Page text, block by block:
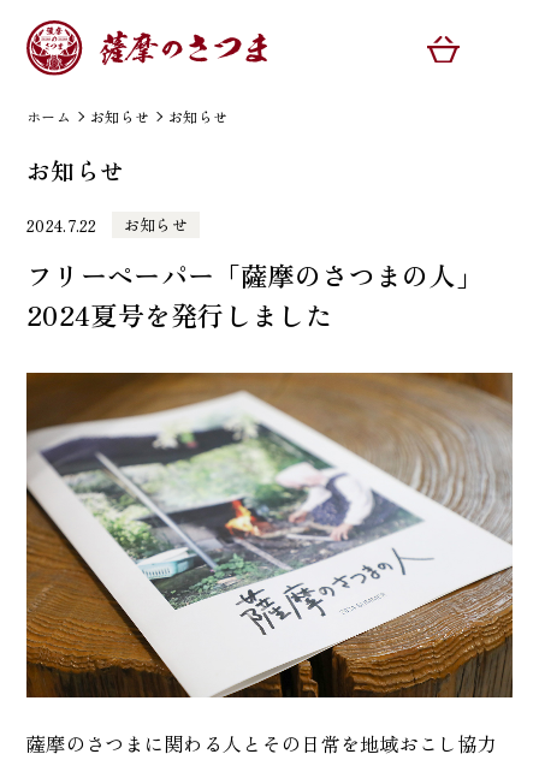
ホーム お知らせ お知らせ
お知らせ
2024.7.22 お知らせ
フリーペーパー「薩摩のさつまの人」
2024夏号を発行しました
薩摩のさつまに関わる人とその日常を地域おこし協力